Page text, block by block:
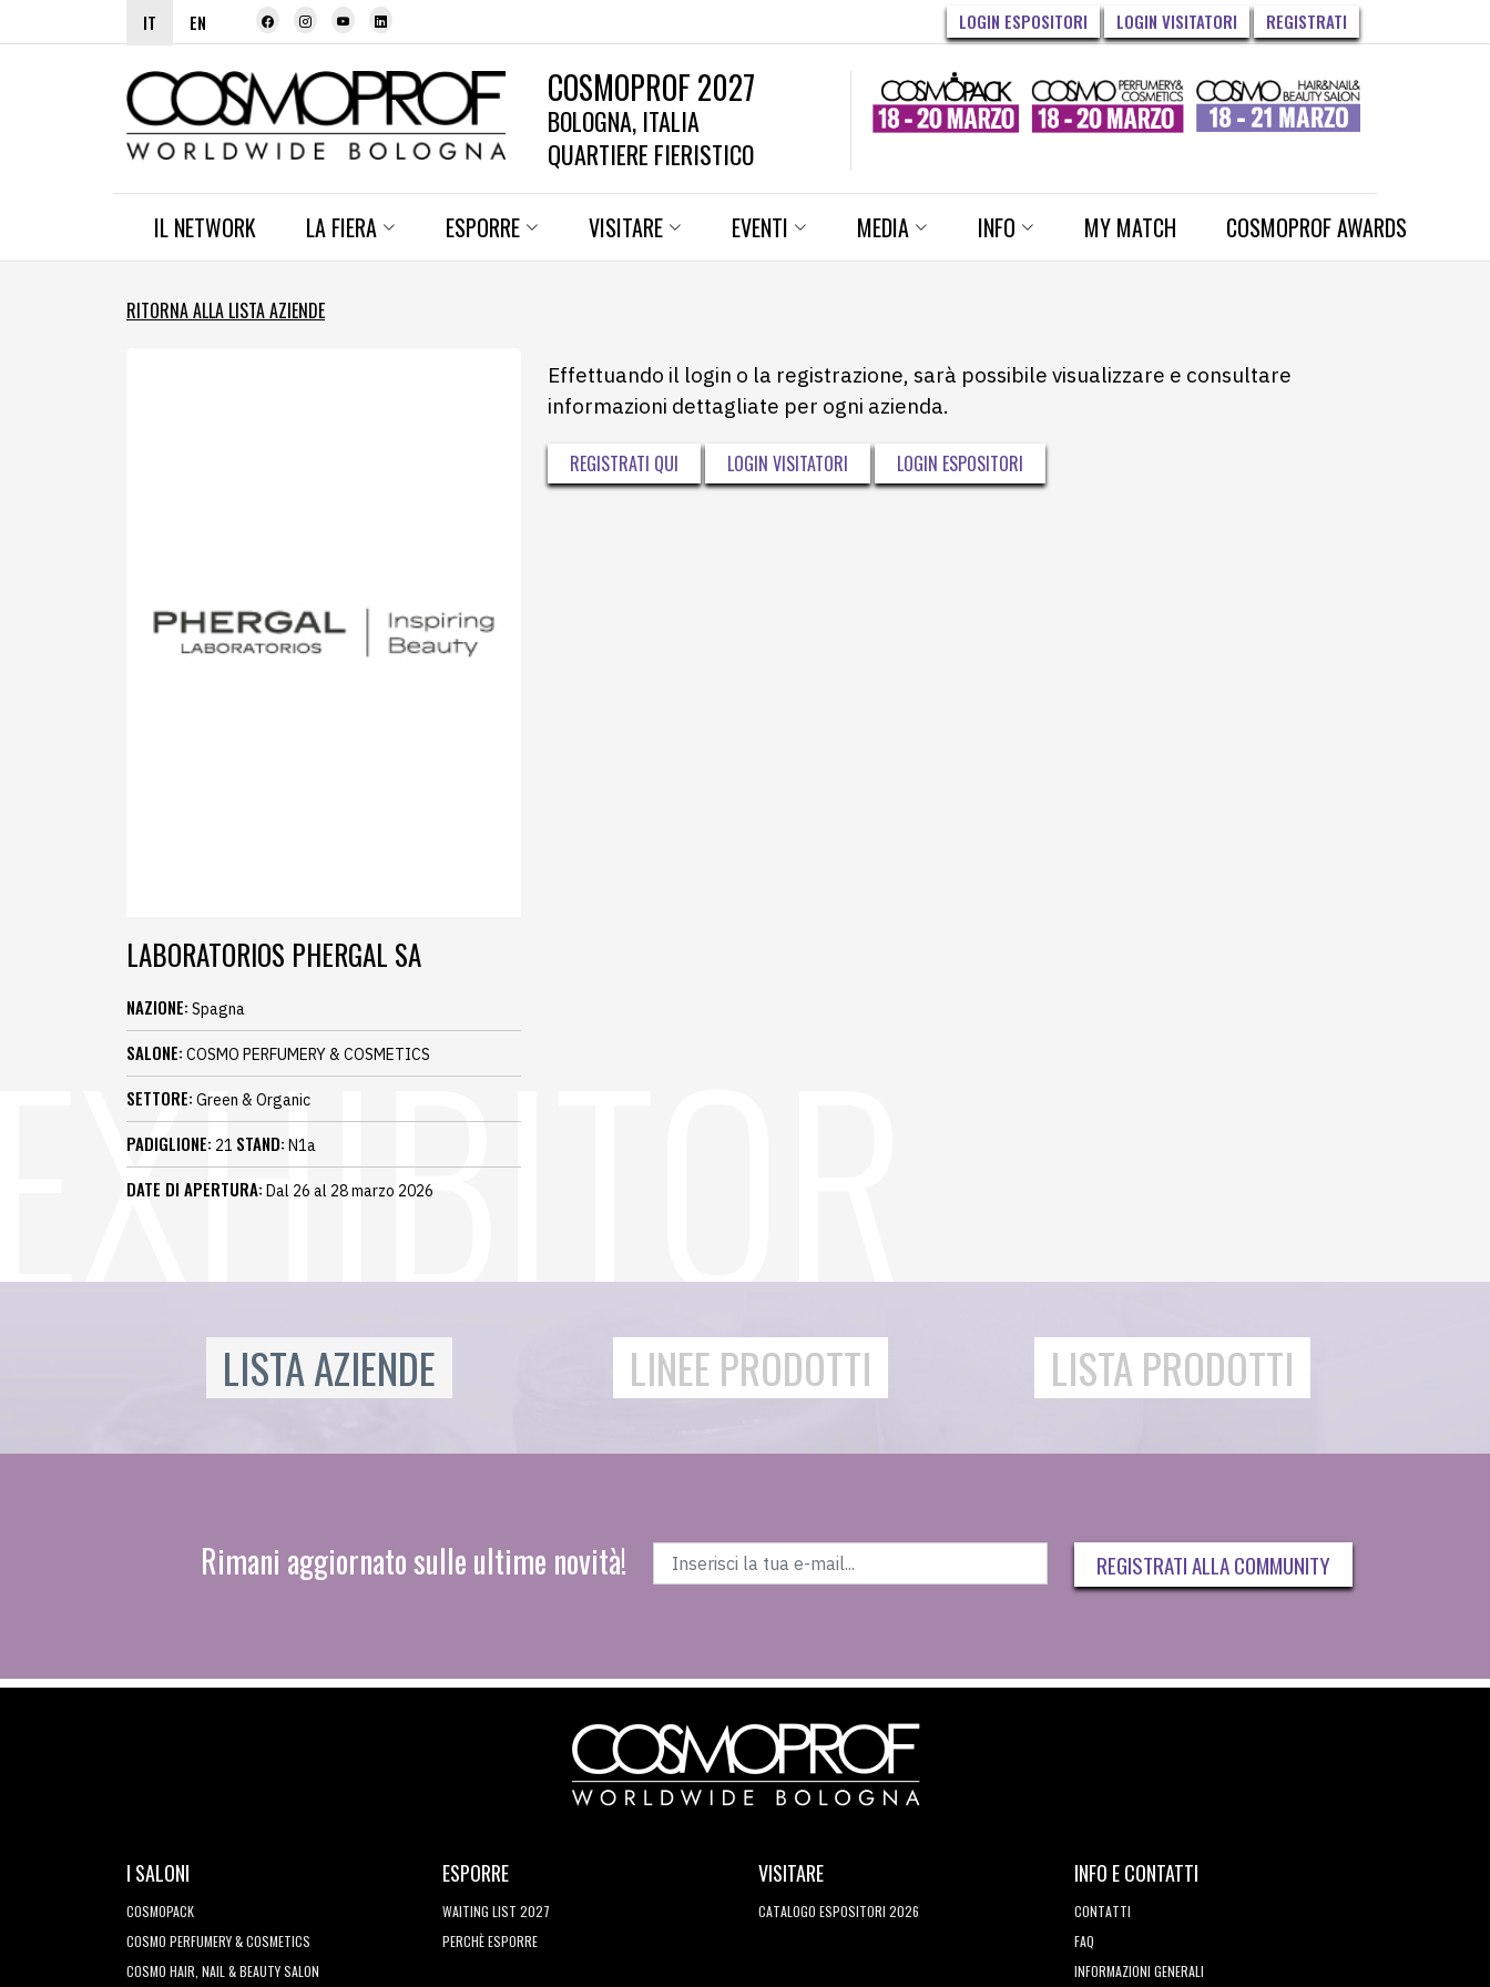
IT EN LOGIN ESPOSITORI LOGIN VISITATORI REGISTRATI
COSMOPROF 2027
BOLOGNA, ITALIA
QUARTIERE FIERISTICO
IL NETWORK LA FIERA ESPORRE VISITARE EVENTI MEDIA INFO MY MATCH COSMOPROF AWARDS
RITORNA ALLA LISTA AZIENDE
LABORATORIOS PHERGAL SA
NAZIONE: Spagna
SALONE: COSMO PERFUMERY & COSMETICS
SETTORE: Green & Organic
PADIGLIONE: 21 STAND: N1a
DATE DI APERTURA: Dal 26 al 28 marzo 2026
Effettuando il login o la registrazione, sarà possibile visualizzare e consultare
informazioni dettagliate per ogni azienda.
REGISTRATI QUI LOGIN VISITATORI LOGIN ESPOSITORI
LISTA AZIENDE LINEE PRODOTTI LISTA PRODOTTI
Rimani aggiornato sulle ultime novità! REGISTRATI ALLA COMMUNITY
I SALONI
COSMOPACK
COSMO PERFUMERY & COSMETICS
COSMO HAIR, NAIL & BEAUTY SALON
ESPORRE
WAITING LIST 2027
PERCHÈ ESPORRE
VISITARE
CATALOGO ESPOSITORI 2026
INFO E CONTATTI
CONTATTI
FAQ
INFORMAZIONI GENERALI